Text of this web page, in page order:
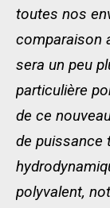
toutes nos
comparaison
sera un peu
particulière
de ce
de puissance
polyvalent,